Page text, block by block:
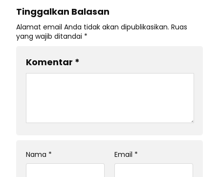
Tinggalkan Balasan
Alamat email Anda tidak akan dipublikasikan. Ruas
yang wajib ditandai *
Komentar *
Nama * Email *